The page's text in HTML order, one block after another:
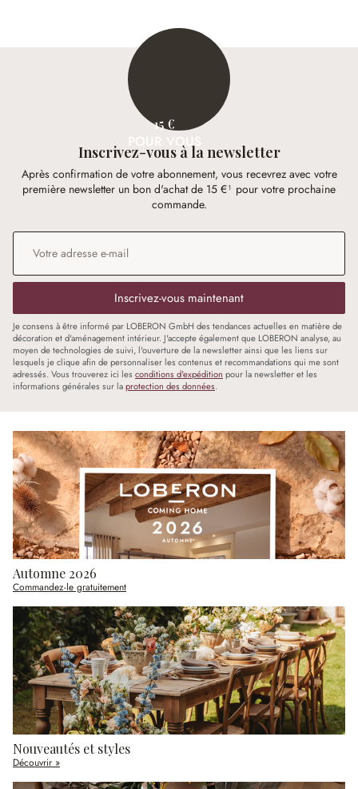
15 €
POUR VOUS
Inscrivez-vous à la newsletter
Après confirmation de votre abonnement, vous recevrez avec votre
première newsletter un bon d'achat de 15 €¹ pour votre prochaine
commande.
Adresse e-mail
Inscrivez-vous maintenant
Je consens à être informé par LOBERON GmbH des tendances actuelles en matière de
décoration et d'aménagement intérieur. J'accepte également que LOBERON analyse, au
moyen de technologies de suivi, l'ouverture de la newsletter ainsi que les liens sur
lesquels je clique afin de personnaliser les contenus et recommandations qui me sont
adressés. Vous trouverez ici les conditions d'expédition pour la newsletter et les
informations générales sur laprotection des données.
Automne 2026
Commandez-le gratuitement
Nouveautés et styles
Découvrir »